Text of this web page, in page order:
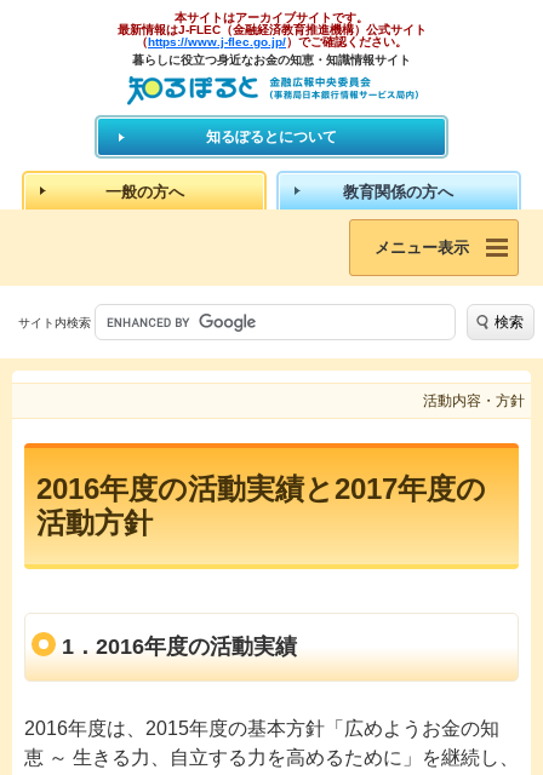
本サイトはアーカイブサイトです。
最新情報はJ-FLEC（金融経済教育推進機構）公式サイト
（https://www.j-flec.go.jp/）でご確認ください。
暮らしに役立つ身近なお金の知恵・知識情報サイト
知るぽるとについて
一般の方へ 教育関係の方へ
メニュー表示
サイト内検索 検索
活動内容・方針
2016年度の活動実績と2017年度の
活動方針
1．2016年度の活動実績
2016年度は、2015年度の基本方針「広めようお金の知
恵 ～ 生きる力、自立する力を高めるために」を継続し、